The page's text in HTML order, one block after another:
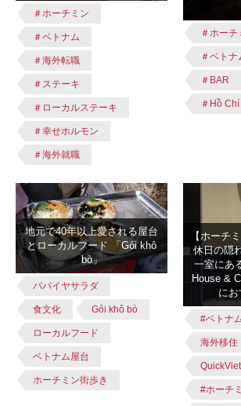
＃ホーチミン
＃ベトナム
＃海外転職
＃ステーキ
＃ローカルステーキ
＃幸せホルモン
＃海外就職
＃ホーチ
＃ベトナ
＃BAR
＃Hồ
地元で40年以上愛される屋台
とローカルフード 「Gỏi khô
bò」
パパイヤサラダ
食文化 Gỏi khô bò
ローカルフード
ベトナム屋台
ホーチミン街歩き
【ホーチ
休日の隠
一室にあ
House &
に
#ベトナ
海外移住
#ホーチ